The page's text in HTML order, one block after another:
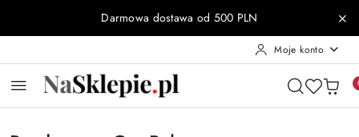
Przejdź do treści głównej
Przejdź do wyszukiwarki
Przejdź do moje konto
Przejdź do menu głównego
Przejdź do stopkiDarmowa dostawa od 500 PLN
Moje konto